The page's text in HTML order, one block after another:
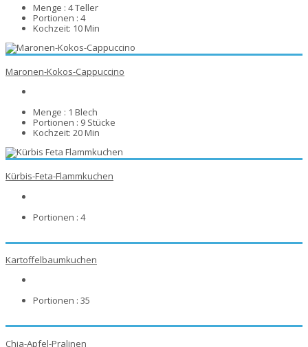
Menge : 4 Teller
Portionen : 4
Kochzeit: 10 Min
Maronen-Kokos-Cappuccino
Menge : 1 Blech
Portionen : 9 Stücke
Kochzeit: 20 Min
Kürbis-Feta-Flammkuchen
Portionen : 4
Kartoffelbaumkuchen
Portionen : 35
Chia-Apfel-Pralinen